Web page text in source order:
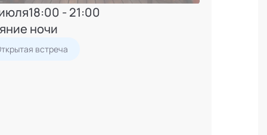
18:00 - 21:00
ночи
встреча